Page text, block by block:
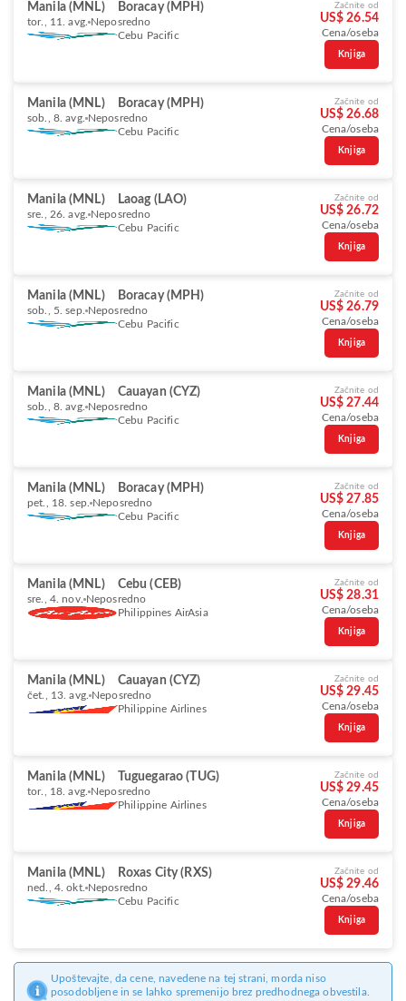
Manila (MNL) Boracay (MPH)
tor., 11. avg. Neposredno
Cebu Pacific
Začnite od
US$ 26.54
Cena/oseba
Knjiga
Manila (MNL) Boracay (MPH)
sob., 8. avg. Neposredno
Cebu Pacific
Začnite od
US$ 26.68
Cena/oseba
Knjiga
Manila (MNL) Laoag (LAO)
sre., 26. avg. Neposredno
Cebu Pacific
Začnite od
US$ 26.72
Cena/oseba
Knjiga
Manila (MNL) Boracay (MPH)
sob., 5. sep. Neposredno
Cebu Pacific
Začnite od
US$ 26.79
Cena/oseba
Knjiga
Manila (MNL) Cauayan (CYZ)
sob., 8. avg. Neposredno
Cebu Pacific
Začnite od
US$ 27.44
Cena/oseba
Knjiga
Manila (MNL) Boracay (MPH)
pet., 18. sep. Neposredno
Cebu Pacific
Začnite od
US$ 27.85
Cena/oseba
Knjiga
Manila (MNL) Cebu (CEB)
sre., 4. nov. Neposredno
Philippines AirAsia
Začnite od
US$ 28.31
Cena/oseba
Knjiga
Manila (MNL) Cauayan (CYZ)
čet., 13. avg. Neposredno
Philippine Airlines
Začnite od
US$ 29.45
Cena/oseba
Knjiga
Manila (MNL) Tuguegarao (TUG)
tor., 18. avg. Neposredno
Philippine Airlines
Začnite od
US$ 29.45
Cena/oseba
Knjiga
Manila (MNL) Roxas City (RXS)
ned., 4. okt. Neposredno
Cebu Pacific
Začnite od
US$ 29.46
Cena/oseba
Knjiga
Upoštevajte, da cene, navedene na tej strani, morda niso
posodobljene in se lahko spremenijo brez predhodnega obvestila.